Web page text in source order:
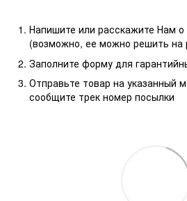
Напишите или расскажите Нам
(возможно, ее можно решить на
Заполните форму для
Отправьте товар на указанный
сообщите трек номер посылки